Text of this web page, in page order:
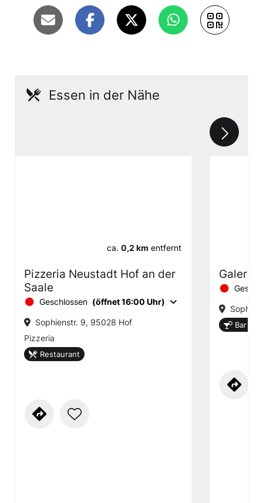
Essen in der Nähe
ca. 0,2 km entfernt
Pizzeria Neustadt Hof an der
Saale
Geschlossen (öffnet 16:00 Uhr)
Sophienstr. 9, 95028 Hof
Pizzeria
Restaurant
Bar